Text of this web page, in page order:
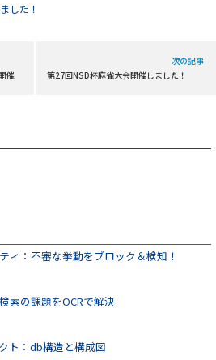
した！
催
次の記事
第27回NSD杯麻雀大会開催しました！
ィ：不審な挙動をブロック＆検知！
索の課題をOCRで解決
ト：db構造と構成図